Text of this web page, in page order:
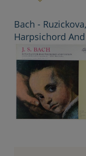
Bach -
Harpsichord